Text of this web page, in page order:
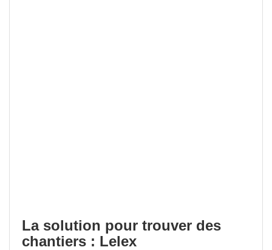
La solution pour trouver des
chantiers : Lelex